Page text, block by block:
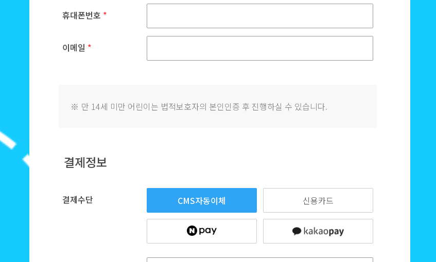
휴대폰번호 *
이메일 *
※ 만 14세 미만 어린이는 법적보호자의 본인인증 후 진행하실 수 있습니다.
결제정보
결제수단 CMS자동이체 신용카드